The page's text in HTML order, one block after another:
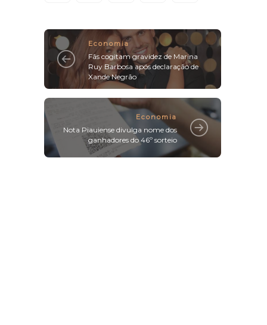
Economia
Fãs cogitam gravidez de Marina
Ruy Barbosa após declaração de
Xande Negrão
Economia
Nota Piauiense divulga nome dos
ganhadores do 46º sorteio